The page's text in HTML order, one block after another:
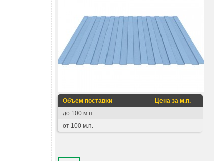
Объем поставки
Цена за м.п.
до 100 м.п.
от 100 м.п.